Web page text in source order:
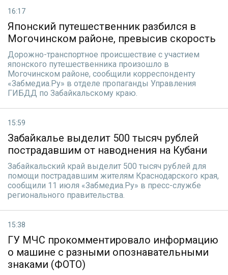
16:17
Японский путешественник разбился в
Могочинском районе, превысив скорость
Дорожно-транспортное происшествие с участием
японского путешественника произошло в
Могочинском районе, сообщили корреспонденту
«Забмедиа.Ру» в отделе пропаганды Управления
ГИБДД по Забайкальскому краю.
15:59
Забайкалье выделит 500 тысяч рублей
пострадавшим от наводнения на Кубани
Забайкальский край выделит 500 тысяч рублей для
помощи пострадавшим жителям Краснодарского края,
сообщили 11 июля «Забмедиа.Ру» в пресс-службе
регионального правительства.
15:38
ГУ МЧС прокомментировало информацию
о машине с разными опознавательными
знаками (ФОТО)